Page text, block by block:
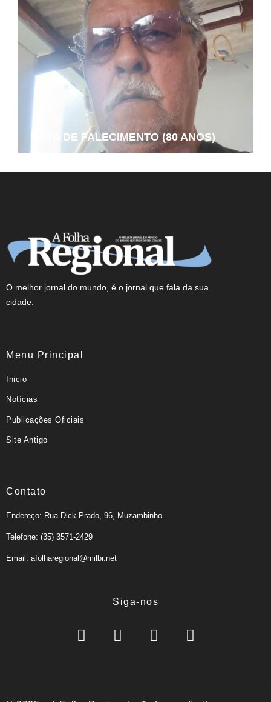
NOTA DE FALECIMENTO (80 ANOS)
O melhor jornal do mundo, é o jornal que fala da sua
cidade.
Menu Principal
Inicio
Notícias
Publicações Oficiais
Site Antigo
Contato
Endereço: Rua Dick Prado, 96, Muzambinho
Telefone: (35) 3571-2429
Email: afolharegional@milbr.net
Siga-nos